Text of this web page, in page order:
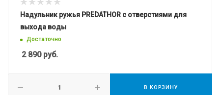
Надульник ружья PREDATHOR с отверстиями для
выхода воды
Достаточно
2 890руб.
В КОРЗИНУ